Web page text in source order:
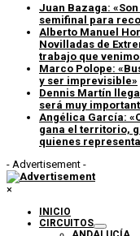
Juan Bazaga:
semifinal para
Alberto Manuel
Novilladas de
trabajo que
Marco Polope:
y ser imprevisible»
Dennis Martín
será muy
Angélica García:
gana el territorio,
quienes
- Advertisement -
×
INICIO
CIRCUITOS